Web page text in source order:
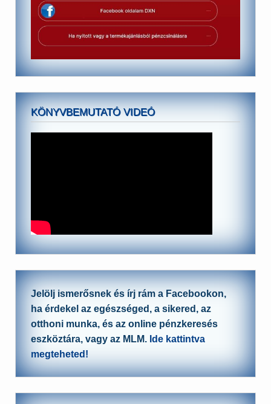
KÖNYVBEMUTATÓ VIDEÓ
Jelölj ismerősnek és írj rám a Facebookon,
ha érdekel az egészséged, a sikered, az
otthoni munka, és az online pénzkeresés
eszköztára, vagy az MLM. Ide kattintva
megteheted!